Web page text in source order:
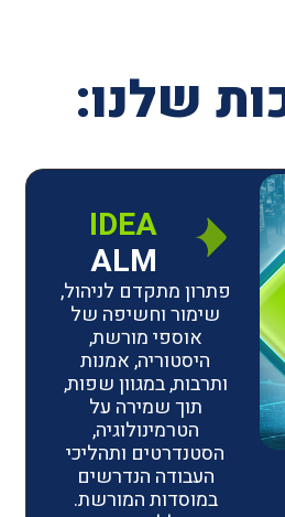
לניהול,
של
אמנות
שפות,
על
ותהליכי
הנדרשים
המורשת.